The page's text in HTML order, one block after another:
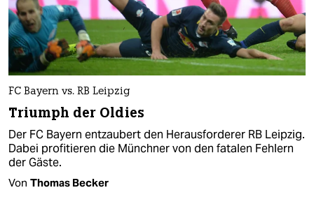
FC Bayern vs. RB Leipzig
Triumph der Oldies
Der FC Bayern entzaubert den Herausforderer RB Leipzig.
Dabei profitieren die Münchner von den fatalen Fehlern
der Gäste.
Von Thomas Becker